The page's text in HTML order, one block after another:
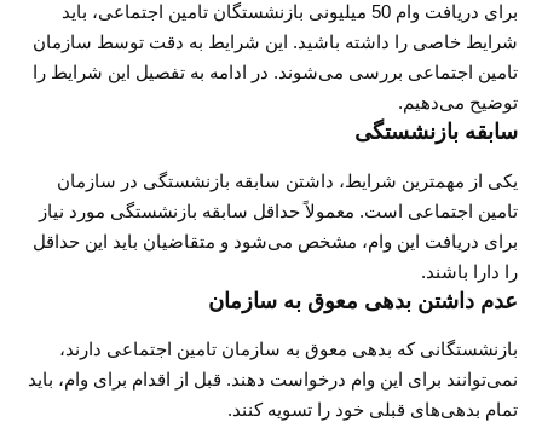
برای دریافت وام 50 میلیونی بازنشستگان تامین اجتماعی، باید
شرایط خاصی را داشته باشید. این شرایط به دقت توسط سازمان
تامین اجتماعی بررسی می‌شوند. در ادامه به تفصیل این شرایط را
توضیح می‌دهیم.
سابقه بازنشستگی
یکی از مهمترین شرایط، داشتن سابقه بازنشستگی در سازمان
تامین اجتماعی است. معمولاً حداقل سابقه بازنشستگی مورد نیاز
برای دریافت این وام، مشخص می‌شود و متقاضیان باید این حداقل
را دارا باشند.
عدم داشتن بدهی معوق به سازمان
بازنشستگانی که بدهی معوق به سازمان تامین اجتماعی دارند،
نمی‌توانند برای این وام درخواست دهند. قبل از اقدام برای وام، باید
تمام بدهی‌های قبلی خود را تسویه کنند.